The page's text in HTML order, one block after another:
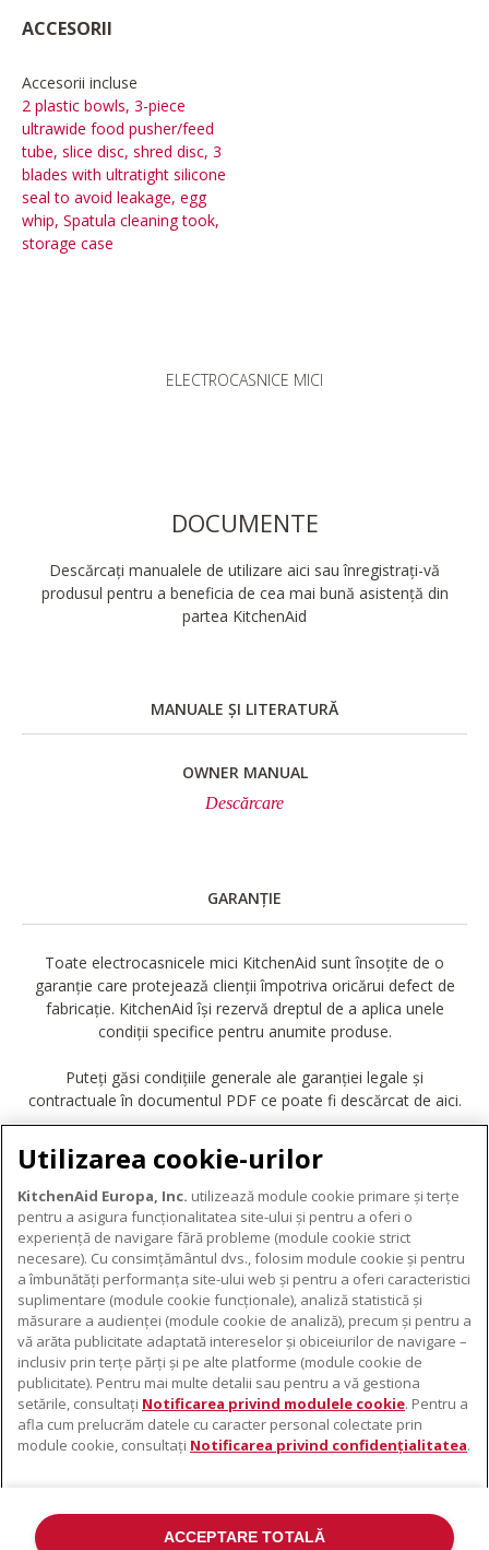
ACCESORII
Accesorii incluse
2 plastic bowls, 3-piece
ultrawide food pusher/feed
tube, slice disc, shred disc, 3
blades with ultratight silicone
seal to avoid leakage, egg
whip, Spatula cleaning took,
storage case
ELECTROCASNICE MICI
DOCUMENTE
Descărcați manualele de utilizare aici sau înregistrați-vă
produsul pentru a beneficia de cea mai bună asistență din
partea KitchenAid
MANUALE ȘI LITERATURĂ
OWNER MANUAL
Descărcare
GARANȚIE
Toate electrocasnicele mici KitchenAid sunt însoțite de o
garanție care protejează clienții împotriva oricărui defect de
fabricație. KitchenAid își rezervă dreptul de a aplica unele
condiții specifice pentru anumite produse.
Puteți găsi condițiile generale ale garanției legale și
contractuale în documentul PDF ce poate fi descărcat de aici.
DESCĂRCARE GARANȚIE
DESPRE KITCHENAID
Despre KitchenAid
Istoria mărcii
ODR
PRODUSELE NOASTRE
Electrocasnice mici
Accesorii pentru produse
SUPORT
De unde cumpărați
Localizator centre de service
Contacte
Utilizarea cookie-urilor
KitchenAid Europa, Inc. utilizează module cookie primare și terțe
pentru a asigura funcționalitatea site-ului și pentru a oferi o
experiență de navigare fără probleme (module cookie strict
necesare). Cu consimțământul dvs., folosim module cookie și pentru
a îmbunătăți performanța site-ului web și pentru a oferi caracteristici
suplimentare (module cookie funcționale), analiză statistică și
măsurare a audienței (module cookie de analiză), precum și pentru a
vă arăta publicitate adaptată intereselor și obiceiurilor de navigare –
inclusiv prin terțe părți și pe alte platforme (module cookie de
publicitate). Pentru mai multe detalii sau pentru a vă gestiona
setările, consultați Notificarea privind modulele cookie. Pentru a
afla cum prelucrăm datele cu caracter personal colectate prin
module cookie, consultați Notificarea privind confidențialitatea.
ACCEPTARE TOTALĂ